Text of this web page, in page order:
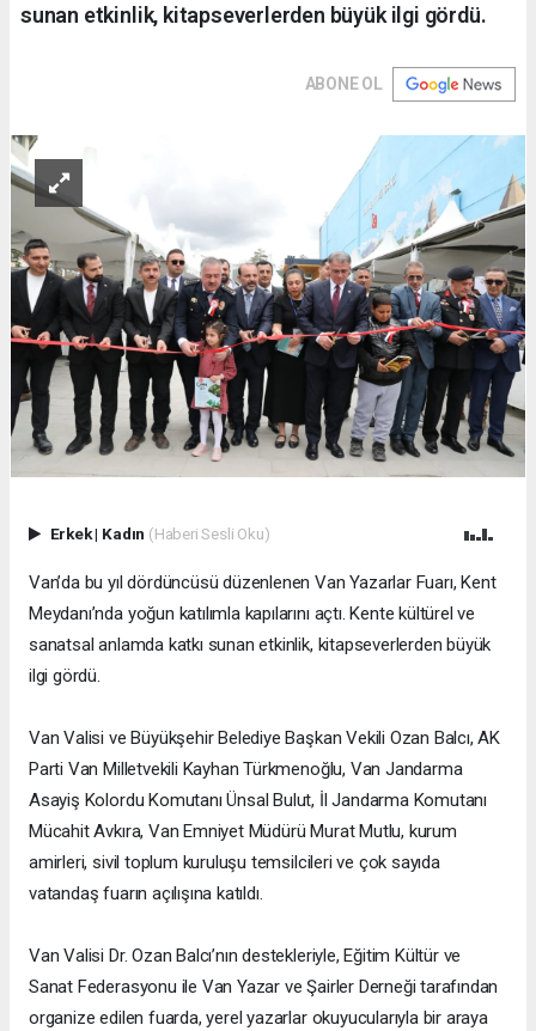
sunan etkinlik, kitapseverlerden büyük ilgi gördü.
ABONE OL
Erkek| Kadın (Haberi Sesli Oku)
Van’da bu yıl dördüncüsü düzenlenen Van Yazarlar Fuarı, Kent
Meydanı’nda yoğun katılımla kapılarını açtı. Kente kültürel ve
sanatsal anlamda katkı sunan etkinlik, kitapseverlerden büyük
ilgi gördü.
Van Valisi ve Büyükşehir Belediye Başkan Vekili Ozan Balcı, AK
Parti Van Milletvekili Kayhan Türkmenoğlu, Van Jandarma
Asayiş Kolordu Komutanı Ünsal Bulut, İl Jandarma Komutanı
Mücahit Avkıra, Van Emniyet Müdürü Murat Mutlu, kurum
amirleri, sivil toplum kuruluşu temsilcileri ve çok sayıda
vatandaş fuarın açılışına katıldı.
Van Valisi Dr. Ozan Balcı’nın destekleriyle, Eğitim Kültür ve
Sanat Federasyonu ile Van Yazar ve Şairler Derneği tarafından
organize edilen fuarda, yerel yazarlar okuyucularıyla bir araya